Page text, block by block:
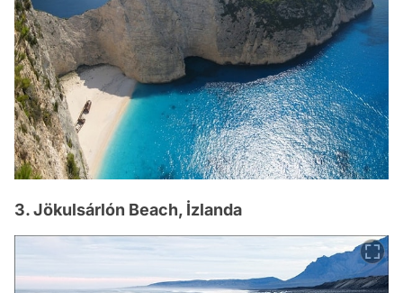
3. Jökulsárlón Beach, İzlanda